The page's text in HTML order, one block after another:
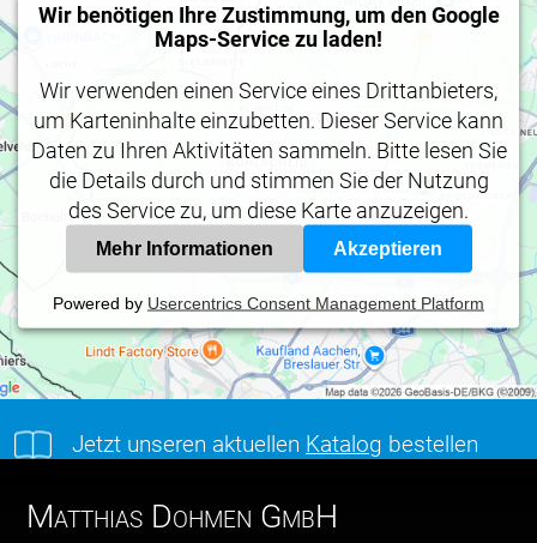
Wir benötigen Ihre Zustimmung, um den Google
Maps-Service zu laden!
Wir verwenden einen Service eines Drittanbieters,
um Karteninhalte einzubetten. Dieser Service kann
Daten zu Ihren Aktivitäten sammeln. Bitte lesen Sie
die Details durch und stimmen Sie der Nutzung
des Service zu, um diese Karte anzuzeigen.
Mehr Informationen Akzeptieren
Powered by Usercentrics Consent Management Platform
Jetzt unseren aktuellen Katalog bestellen
Matthias Dohmen GmbH